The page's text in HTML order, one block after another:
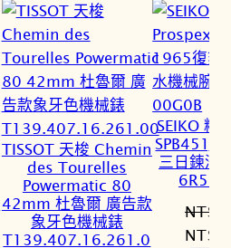
TISSOT 天梭 Chemin
des Tourelles
Powermatic 80
42mm 杜魯爾 廣告款
象牙色機械錶
T139.407.16.261.0
SEIKO 精
三日鍊潛
6R55-
NT$
原
NT$